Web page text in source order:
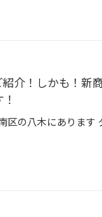
介！しかも！新